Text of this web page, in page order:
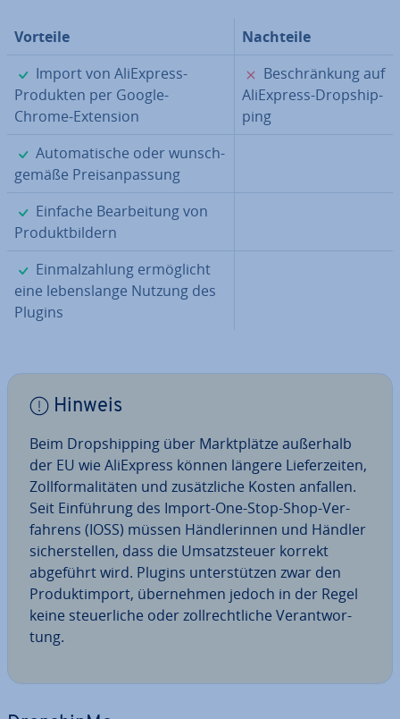
Vorteile
Nachteile
✓
Import von Ali­Ex­press-
Produkten per Google-
Chrome-Extension
✗
Be­schrän­kung auf
Ali­Ex­press-Drop­ship­
ping
✓
Au­to­ma­ti­sche oder wunsch­
ge­mä­ße Preis­an­pas­sung
✓
Einfache Be­ar­bei­tung von
Pro­dukt­bil­dern
✓
Ein­mal­zah­lung er­mög­licht
eine le­bens­lan­ge Nutzung des
Plugins
Hinweis
Beim Drop­ship­ping über Markt­plät­ze außerhalb
der EU wie Ali­Ex­press können längere Lie­fer­zei­ten,
Zoll­for­ma­li­tä­ten und zu­sätz­li­che Kosten anfallen.
Seit Ein­füh­rung des Import-One-Stop-Shop-Ver­
fah­rens (IOSS) müssen Händ­le­rin­nen und Händler
si­cher­stel­len, dass die Um­satz­steu­er korrekt
abgeführt wird. Plugins un­ter­stüt­zen zwar den
Pro­dukt­im­port, über­neh­men jedoch in der Regel
keine steu­er­li­che oder zoll­recht­li­che Ver­ant­wor­
tung.